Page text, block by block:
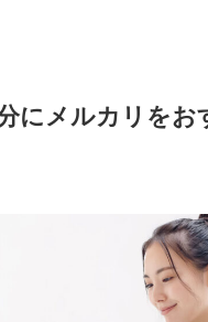
にメルカリをお